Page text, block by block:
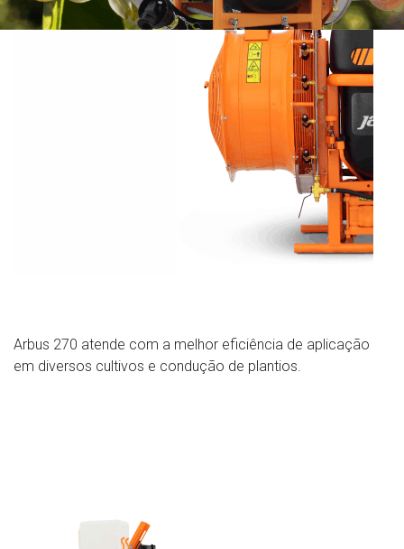
Arbus 270 atende com a melhor eficiência de aplicação
em diversos cultivos e condução de plantios.